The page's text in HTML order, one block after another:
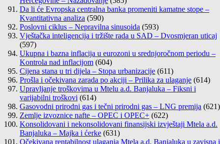
Da li će Evropska centralna banka promeniti kamatne stope –
Kvantitativna analiza (590)
Poslovni ciklus – Nepravilna sinusoida (593)
Vještačka inteligencija i tržište rada u SAD – Dvosmjeran uticaj
(597)
Ukupna i bazna inflacija u eurozoni u srednjoročnom periodu –
Kontrola nad inflacijom (604)
Cijena stana u tri dijela – Stopa urbanizacije (611)
Prošla i očekivana zarada po akciji – Prilika za ulaganje (614)
Upravljanje troškovima u Mtelu a.d. Banjaluka – Fiksni i
varijabilni troškovi (614)
Gasovodni prirodni gas i tečni prirodni gas – LNG premija (621)
Zemlje izvoznice nafte – OPEC i OPEC+ (622)
Konsolidovani i nekonsolidovani finansijski izvještaji Mtela a.d.
Banjaluka – Majka i ćerke (631)
Očekivana rentabilnost ulaganja Mtela a.d. Banjaluka u zavisna i